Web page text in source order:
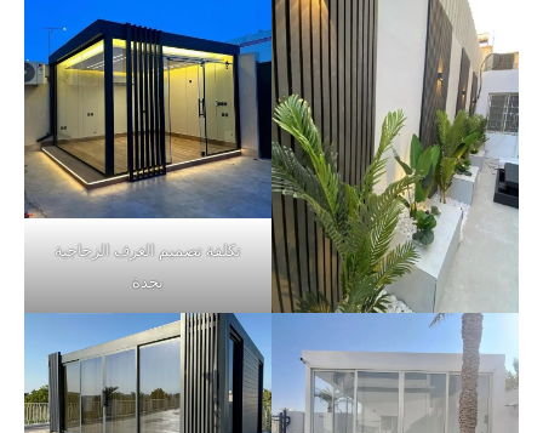
تكلفة تصميم الغرف الزجاجية
بجدة